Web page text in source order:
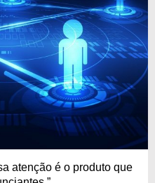
atenção é o produto que